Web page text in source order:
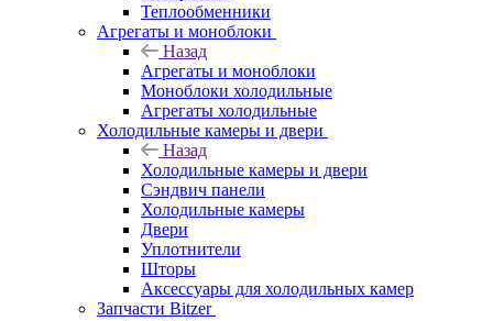
Теплообменники
Агрегаты и моноблоки
Назад
Агрегаты и моноблоки
Моноблоки холодильные
Агрегаты холодильные
Холодильные камеры и двери
Назад
Холодильные камеры и двери
Сэндвич панели
Холодильные камеры
Двери
Уплотнители
Шторы
Аксессуары для холодильных камер
Запчасти Bitzer